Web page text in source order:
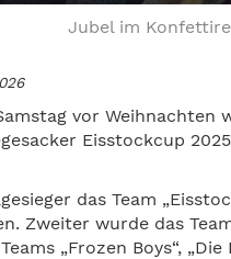
Jubel im
vor Weihnachten
Eisstockcup
das Team
Zweiter wurde das
„Frozen Boys“,